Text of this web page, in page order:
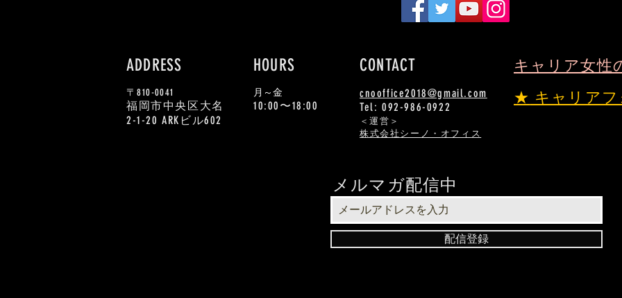
ADDRESS
〒810-0041
福岡市中央区大名
2-1-20 ARKビル602
HOURS
​月～金
10:00〜18:00
CONTACT
cnooffice2018@gmail.com
Tel: 092-986-0922
​＜運営＞
株式会社シーノ・オフィス
キャリア女性
★ キャリア
メルマガ配信中
配信登録